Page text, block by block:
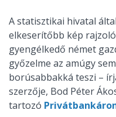
A statisztikai hivatal
elkeserítőbb kép
gyengélkedő német
győzelme az amúgy
borúsabbakká teszi –
szerzője, Bod Péter
tartozó